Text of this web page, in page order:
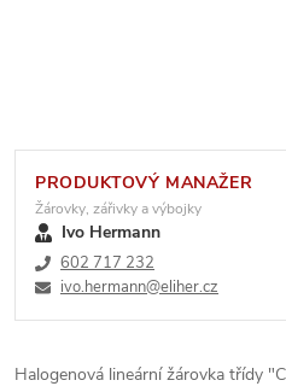
PRODUKTOVÝ MANAŽER
Žárovky, zářivky a výbojky
Ivo Hermann
602 717 232
ivo.hermann@eliher.cz
Halogenová lineární žárovka třídy